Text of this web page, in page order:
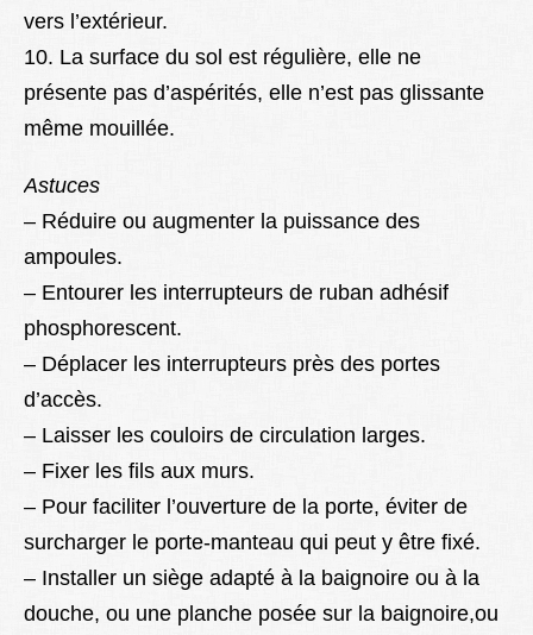
vers l’extérieur.
10. La surface du sol est régulière, elle ne
présente pas d’aspérités, elle n’est pas glissante
même mouillée.
Astuces
– Réduire ou augmenter la puissance des
ampoules.
– Entourer les interrupteurs de ruban adhésif
phosphorescent.
– Déplacer les interrupteurs près des portes
d’accès.
– Laisser les couloirs de circulation larges.
– Fixer les fils aux murs.
– Pour faciliter l’ouverture de la porte, éviter de
surcharger le porte-manteau qui peut y être fixé.
– Installer un siège adapté à la baignoire ou à la
douche, ou une planche posée sur la baignoire,ou